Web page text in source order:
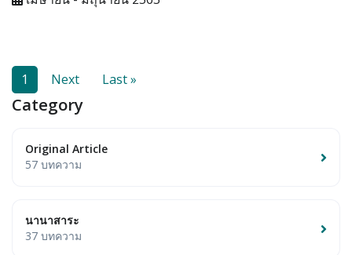
1 Next Last »
Category
Original Article
57 บทความ
นานาสาระ
37 บทความ